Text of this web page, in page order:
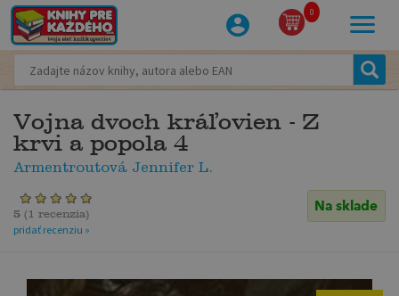
0
Vojna dvoch kráľovien - Z
krvi a popola 4
Armentroutová Jennifer L.
Na sklade
5 ( 1 recenzia)
pridať recenziu »